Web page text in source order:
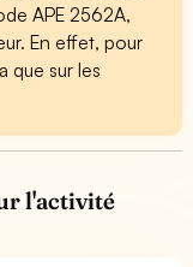
APE 2562A,
En effet, pour
que sur les
l'activité